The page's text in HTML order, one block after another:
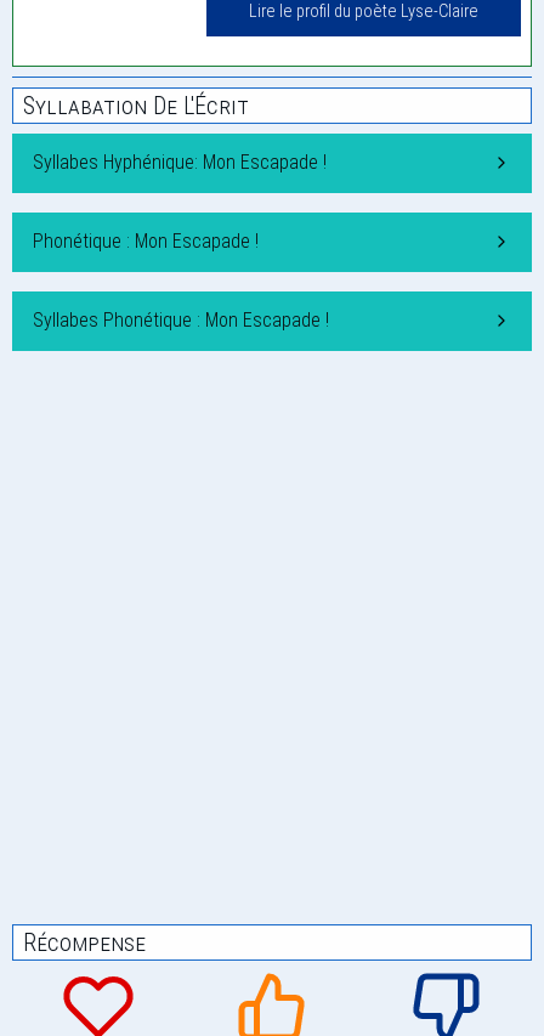
Lire le profil du poète Lyse-Claire
Syllabation De L'Écrit
Syllabes Hyphénique: Mon Escapade !
Phonétique : Mon Escapade !
Syllabes Phonétique : Mon Escapade !
Récompense